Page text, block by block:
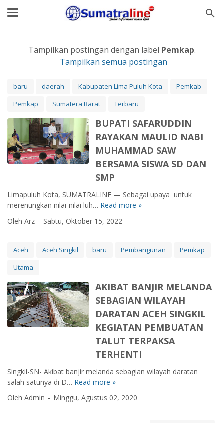
Tampilkan postingan dengan label Pemkap.
Tampilkan semua postingan
baru daerah Kabupaten Lima Puluh Kota
Pemkab
Pemkap
Sumatera Barat Terbaru
BUPATI SAFARUDDIN
RAYAKAN MAULID NABI
MUHAMMAD SAW
BERSAMA SISWA SD DAN
SMP
Limapuluh Kota, SUMATRALINE — Sebagai upaya untuk
merenungkan nilai-nilai luh… Read more »
T
F
A
R
D
D
R
Oleh Arz Sabtu, Oktober 15, 2022
Aceh Aceh Singkil baru Pembangunan
Pemkap
Utama
AKIBAT BANJIR MELANDA
SEBAGIAN WILAYAH
DARATAN ACEH SINGKIL
KEGIATAN PEMBUATAN
TALUT TERPAKSA
TERHENTI
Singkil-SN- Akibat banjir melanda sebagian wilayah daratan
salah satunya di D… Read more »
I
Oleh Admin Minggu, Agustus 02, 2020